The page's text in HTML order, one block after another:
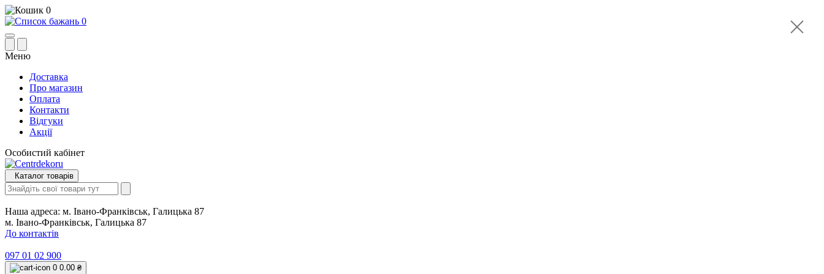
0
0
Меню
Доставка
Про магазин
Оплата
Контакти
Відгуки
Акції
Особистий кабінет
Каталог товарів
Наша адреса: м. Івано-Франківськ, Галицька 87
м. Івано-Франківськ, Галицька 87
До контактів
097 01 02 900
0 0.00 ₴